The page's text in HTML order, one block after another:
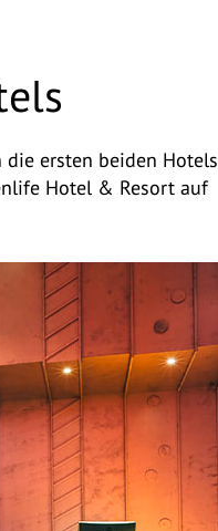
ersten beiden Hotels
Hotel & Resort auf